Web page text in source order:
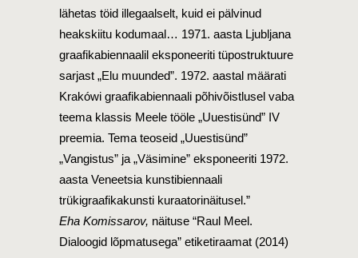
lähetas töid illegaalselt, kuid ei pälvinud
heakskiitu kodumaal… 1971. aasta Ljubljana
graafikabiennaalil eksponeeriti tüpostruktuure
sarjast „Elu muunded”. 1972. aastal määrati
Krakówi graafikabiennaali põhivõistlusel vaba
teema klassis Meele tööle „Uuestisünd” IV
preemia. Tema teoseid „Uuestisünd”
„Vangistus” ja „Väsimine” eksponeeriti 1972.
aasta Veneetsia kunstibiennaali
trükigraafikakunsti kuraatorinäitusel.”
Eha Komissarov, näituse “Raul Meel.
Dialoogid lõpmatusega” etiketiraamat (2014)